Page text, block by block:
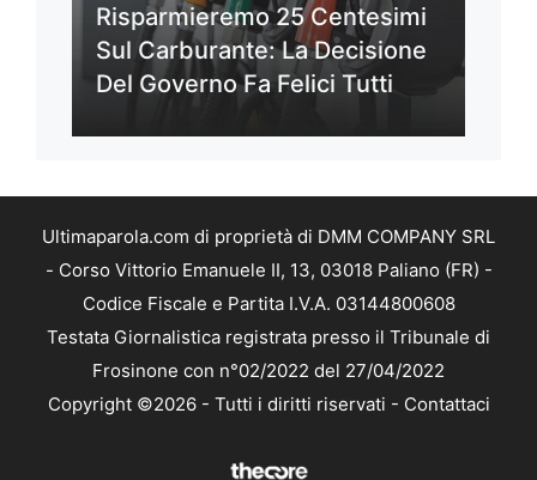
Risparmieremo 25 Centesimi
Sul Carburante: La Decisione
Del Governo Fa Felici Tutti
Ultimaparola.com di proprietà di DMM COMPANY SRL
- Corso Vittorio Emanuele II, 13, 03018 Paliano (FR) -
Codice Fiscale e Partita I.V.A. 03144800608
Testata Giornalistica registrata presso il Tribunale di
Frosinone con n°02/2022 del 27/04/2022
Copyright ©2026 - Tutti i diritti riservati - Contattaci